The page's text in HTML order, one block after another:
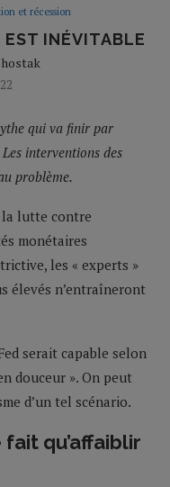
et récession
EST INÉVITABLE
qui va finir par
interventions des
problème.
la lutte contre
monétaires
les « experts »
élevés n’entraîneront
serait capable selon
douceur ». On peut
d’un tel scénario.
qu’affaiblir